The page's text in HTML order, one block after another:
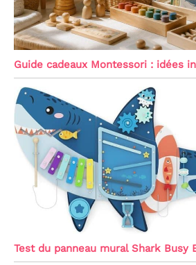
Guide cadeaux Montessori : idées
Test du panneau mural Shark Busy